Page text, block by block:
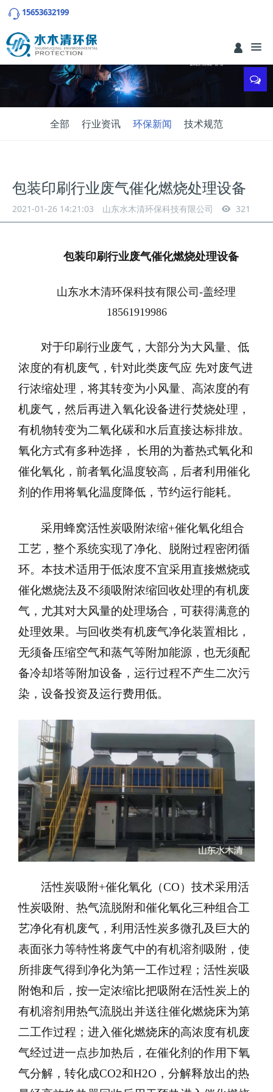
15653632199
全部 行业资讯 环保新闻 技术规范
包装印刷行业废气催化燃烧处理设备
2021-01-26 14:21:03 山东水木清环保科技有限公司 321
包装印刷行业废气催化燃烧处理设备
山东水木清环保科技有限公司-盖经理
18561919986
对于印刷行业废气，大部分为大风量、低
浓度的有机废气，针对此类废气应 先对废气进
行浓缩处理，将其转变为小风量、高浓度的有
机废气，然后再进入氧化设备进行焚烧处理，
有机物转变为二氧化碳和水后直接达标排放。
氧化方式有多种选择， 长用的为蓄热式氧化和
催化氧化，前者氧化温度较高，后者利用催化
剂的作用将氧化温度降低，节约运行能耗。
采用蜂窝活性炭吸附浓缩+催化氧化组合
工艺，整个系统实现了净化、脱附过程密闭循
环。本技术适用于低浓度不宜采用直接燃烧或
催化燃烧法及不须吸附浓缩回收处理的有机废
气，尤其对大风量的处理场合，可获得满意的
处理效果。与回收类有机废气净化装置相比，
无须备压缩空气和蒸气等附加能源，也无须配
备冷却塔等附加设备，运行过程不产生二次污
染，设备投资及运行费用低。
活性炭吸附+催化氧化（CO）技术采用活
性炭吸附、热气流脱附和催化氧化三种组合工
艺净化有机废气，利用活性炭多微孔及巨大的
表面张力等特性将废气中的有机溶剂吸附，使
所排废气得到净化为第一工作过程；活性炭吸
附饱和后，按一定浓缩比把吸附在活性炭上的
有机溶剂用热气流脱出并送往催化燃烧床为第
二工作过程；进入催化燃烧床的高浓度有机废
气经过进一点步加热后，在催化剂的作用下氧
气分解，转化成CO2和H2O，分解释放出的热